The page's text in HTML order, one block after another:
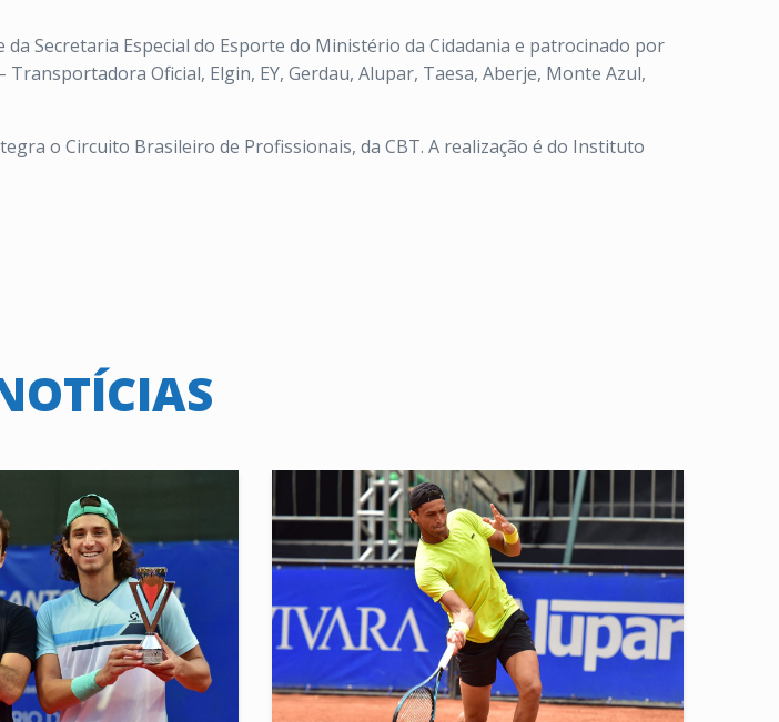
Secretaria Especial do Esporte do Ministério da Cidadania e patrocinado por
Transportadora Oficial, Elgin, EY, Gerdau, Alupar, Taesa, Aberje, Monte Azul,
o Circuito Brasileiro de Profissionais, da CBT. A realização é do Instituto